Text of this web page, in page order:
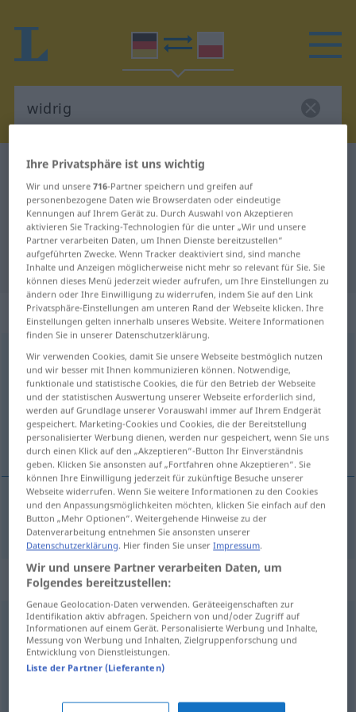
Deutsch-Polnisch Wörterbuch
Deutsch-Polnisch Übersetzung für
"widrig"
"widrig" Polnisch Übersetzung
„widrig“
widrig
Übersicht aller Übersetzungen
(Für mehr Details die Übersetzung anklicken/antippen)
niesprzyjający, niepomyślny
niesprzyjający,niepomyślny widrigUmstände
Synonyme für "widrig"
unpassend,ungünstig,unangebracht,ungeeignet,
unbrauchbar,unangemessen
Ihre Privatsphäre ist uns wichtig
Wir und unsere716-Partner speichern und greifen auf
personenbezogene Daten wie Browserdaten oder eindeutige
Kennungen auf Ihrem Gerät zu. Durch Auswahl von Akzeptieren
aktivieren Sie Tracking-Technologien für die unter „Wir und unsere
Partner verarbeiten Daten, um Ihnen Dienste bereitzustellen“
aufgeführten Zwecke. Wenn Tracker deaktiviert sind, sind manche
Inhalte und Anzeigen möglicherweise nicht mehr so relevant für Sie. Sie
können dieses Menü jederzeit wieder aufrufen, um Ihre Einstellungen zu
ändern oder Ihre Einwilligung zu widerrufen, indem Sie auf den Link
Privatsphäre-Einstellungen am unteren Rand der Webseite klicken. Ihre
Einstellungen gelten innerhalb unseres Website. Weitere Informationen
finden Sie in unserer Datenschutzerklärung.
Wir verwenden Cookies, damit Sie unsere Webseite bestmöglich nutzen
und wir besser mit Ihnen kommunizieren können. Notwendige,
funktionale und statistische Cookies, die für den Betrieb der Webseite
und der statistischen Auswertung unserer Webseite erforderlich sind,
werden auf Grundlage unserer Vorauswahl immer auf Ihrem Endgerät
gespeichert. Marketing-Cookies und Cookies, die der Bereitstellung
personalisierter Werbung dienen, werden nur gespeichert, wenn Sie uns
durch einen Klick auf den „Akzeptieren“-Button Ihr Einverständnis
geben. Klicken Sie ansonsten auf „Fortfahren ohne Akzeptieren“. Sie
können Ihre Einwilligung jederzeit für zukünftige Besuche unserer
Webseite widerrufen. Wenn Sie weitere Informationen zu den Cookies
und den Anpassungsmöglichkeiten möchten, klicken Sie einfach auf den
Button „Mehr Optionen“. Weitergehende Hinweise zu der
Datenverarbeitung entnehmen Sie ansonsten unserer
Datenschutzerklärung. Hier finden Sie unserImpressum.
Wir und unsere Partner verarbeiten Daten, um
Folgendes bereitzustellen:
Genaue Geolocation-Daten verwenden. Geräteeigenschaften zur
Identifikation aktiv abfragen. Speichern von und/oder Zugriff auf
Informationen auf einem Gerät. Personalisierte Werbung und Inhalte,
Messung von Werbung und Inhalten, Zielgruppenforschung und
Entwicklung von Dienstleistungen.
Liste der Partner (Lieferanten)